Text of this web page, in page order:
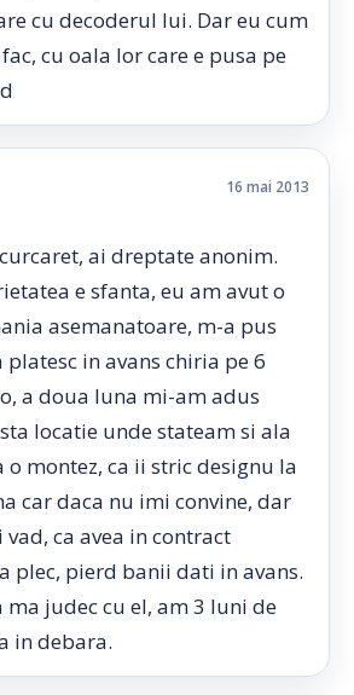
cu decoderul lui. Dar eu cum
cu oala lor care e pusa pe
16 mai 2013
ai dreptate anonim.
e sfanta, eu am avut o
asemanatoare, m-a pus
in avans chiria pe 6
a doua luna mi-am adus
locatie unde stateam si ala
o montez, ca ii stric designu la
car daca nu imi convine, dar
ca avea in contract
plec, pierd banii dati in avans.
ma judec cu el, am 3 luni de
in debara.